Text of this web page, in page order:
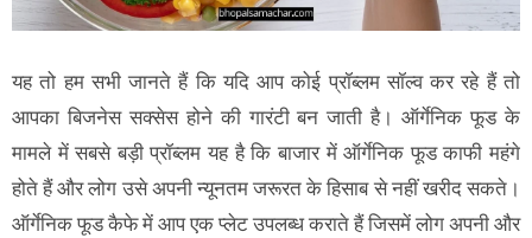
यह तो हम सभी जानते हैं कि यदि आप कोई प्रॉब्लम सॉल्व कर रहे हैं तो
आपका बिजनेस सक्सेस होने की गारंटी बन जाती है। ऑर्गेनिक फूड के
मामले में सबसे बड़ी प्रॉब्लम यह है कि बाजार में ऑर्गेनिक फूड काफी महंगे
होते हैं और लोग उसे अपनी न्यूनतम जरूरत के हिसाब से नहीं खरीद सकते।
ऑर्गेनिक फूड कैफे में आप एक प्लेट उपलब्ध कराते हैं जिसमें लोग अपनी और